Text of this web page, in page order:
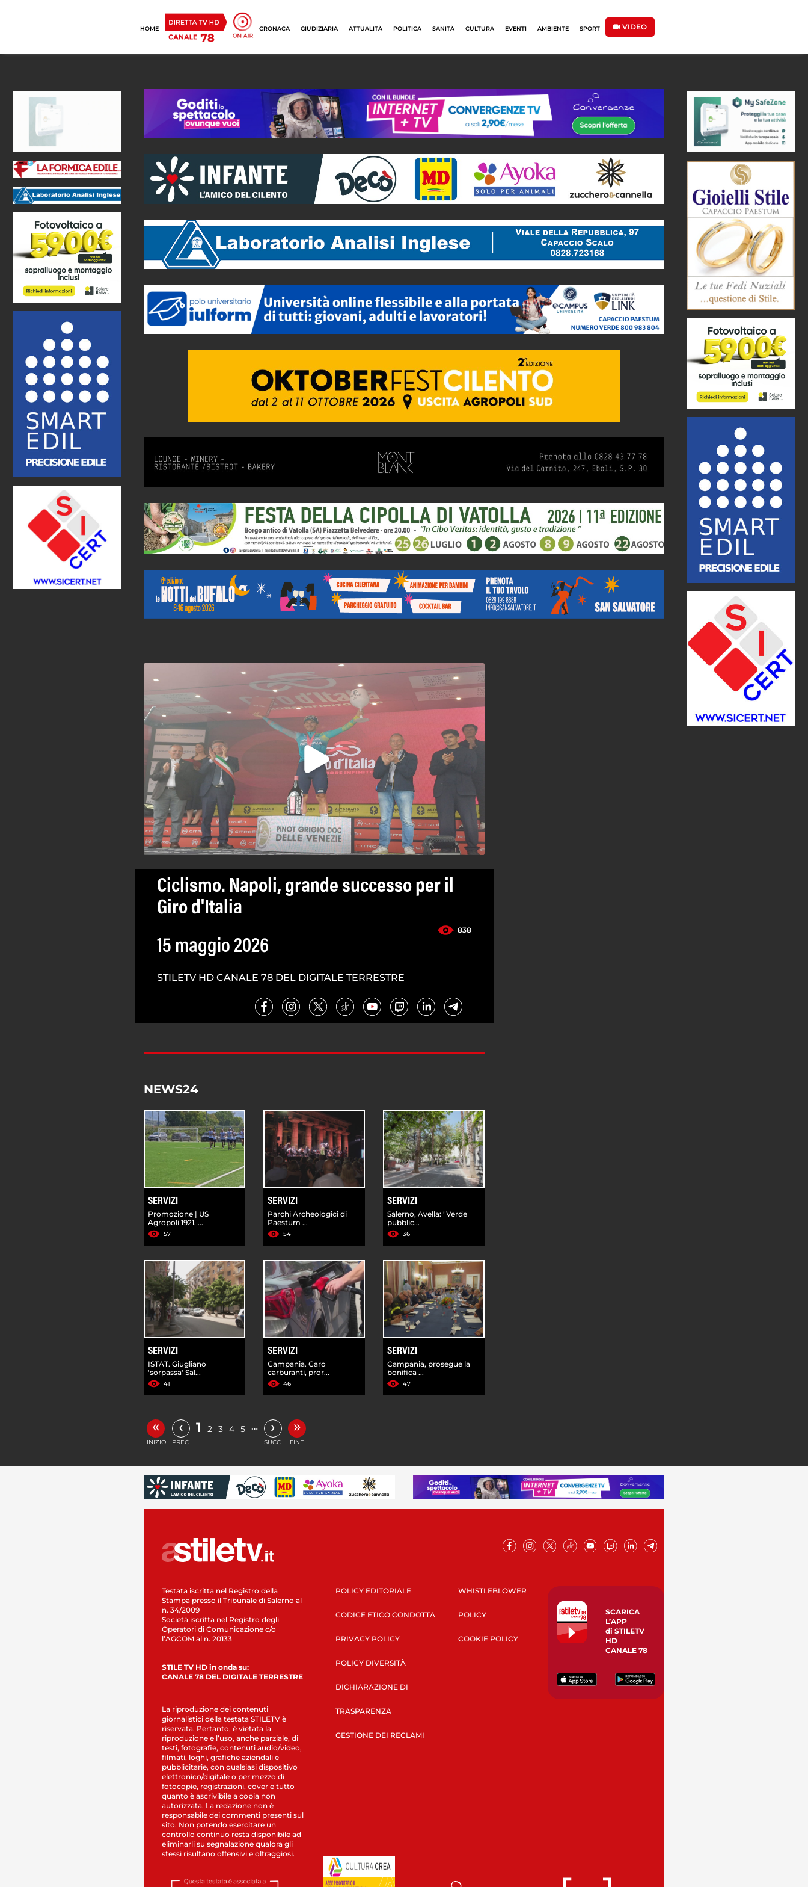
HOME CRONACA GIUDIZIARIA ATTUALITÀ POLITICA SANITÀ CULTURA EVENTI AMBIENTE SPORT VIDEO
Ciclismo. Napoli, grande successo per il
Giro d'Italia
838
15 maggio 2026
STILETV HD CANALE 78 DEL DIGITALE TERRESTRE
NEWS24
SERVIZI
Promozione | US
Agropoli 1921. ...
57
SERVIZI
Parchi Archeologici di
Paestum ...
54
SERVIZI
Salerno, Avella: "Verde
pubblic...
36
SERVIZI
ISTAT. Giugliano
'sorpassa' Sal...
41
SERVIZI
Campania. Caro
carburanti, pror...
46
SERVIZI
Campania, prosegue la
bonifica ...
47
«
INIZIO
‹
PREC.
1 2 3 4 5 … ›
SUCC.
»
FINE
Testata iscritta nel Registro della
Stampa presso il Tribunale di Salerno al
n. 34/2009
Società iscritta nel Registro degli
Operatori di Comunicazione c/o
l’AGCOM al n. 20133
STILE TV HD in onda su:
CANALE 78 DEL DIGITALE TERRESTRE
La riproduzione dei contenuti
giornalistici della testata STILETV è
riservata. Pertanto, è vietata la
riproduzione e l’uso, anche parziale, di
testi, fotografie, contenuti audio/video,
filmati, loghi, grafiche aziendali e
pubblicitarie, con qualsiasi dispositivo
elettronico/digitale o per mezzo di
fotocopie, registrazioni, cover e tutto
quanto è ascrivibile a copia non
autorizzata. La redazione non è
responsabile dei commenti presenti sul
sito. Non potendo esercitare un
controllo continuo resta disponibile ad
eliminarli su segnalazione qualora gli
stessi risultano offensivi e oltraggiosi.
POLICY EDITORIALE
CODICE ETICO CONDOTTA
PRIVACY POLICY
POLICY DIVERSITÀ
DICHIARAZIONE DI
TRASPARENZA
GESTIONE DEI RECLAMI
WHISTLEBLOWER
POLICY
COOKIE POLICY
SCARICA
L’APP
di STILETV
HD
CANALE 78